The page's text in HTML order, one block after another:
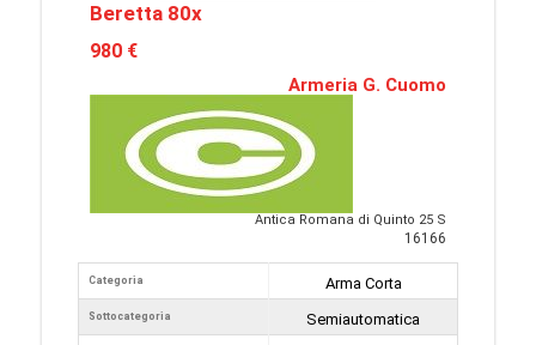
Beretta 80x
980 €
Armeria G. Cuomo
Antica Romana di Quinto 25 S
16166
Categoria
Sottocategoria
Arma Corta
Semiautomatica